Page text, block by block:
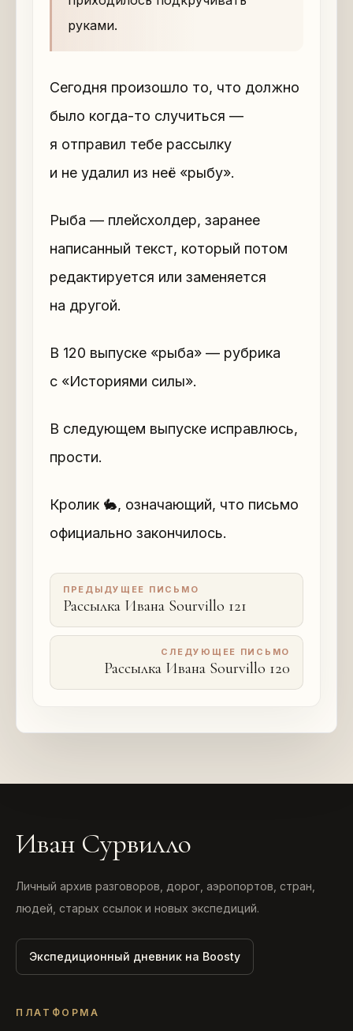
руками.
Сегодня произошло то, что должно
было когда-то случиться —
я отправил тебе рассылку
и не удалил из неё «рыбу».
Рыба — плейсхолдер, заранее
написанный текст, который потом
редактируется или заменяется
на другой.
В 120 выпуске «рыба» — рубрика
с «Историями силы».
В следующем выпуске исправлюсь,
прости.
Кролик 🐇, означающий, что письмо
официально закончилось.
ПРЕДЫДУЩЕЕ ПИСЬМО
Рассылка Ивана Sourvillo 121
СЛЕДУЮЩЕЕ ПИСЬМО
Рассылка Ивана Sourvillo 120
Иван Сурвилло
Личный архив разговоров, дорог, аэропортов, стран,
людей, старых ссылок и новых экспедиций.
Экспедиционный дневник на Boosty
ПЛАТФОРМА